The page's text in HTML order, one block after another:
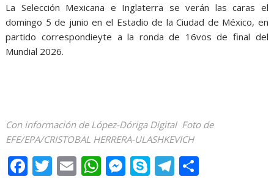
La Selección Mexicana e Inglaterra se verán las caras el
domingo 5 de junio en el Estadio de la Ciudad de México, en
partido correspondieyte a la ronda de 16vos de final del
Mundial 2026.
Con información de López-Dóriga Digital Foto de
EFE/EPA/CRISTOBAL HERRERA-ULASHKEVICH
F T E W M S T